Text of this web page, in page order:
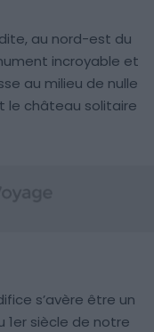
au nord-est du
incroyable et
au milieu de nulle
le château solitaire
s’avère être un
1er siècle de notre